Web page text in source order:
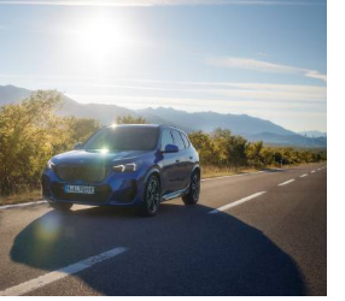
BMW Group einen weltweiten Absatz
und über 202.500 Motorrädern. Das
Geschäftsjahr 2025 belief sich auf 10,2
Mrd. €. Zum 31. Dezember 2025
weltweit 154.540Mitarbeiterinnen
Denken und verantwortungsvolles
wirtschaftlichen Erfolges der BMW
ein wichtiger Bestandteil der
der BMW Group, von der Lieferkette über
der Nutzungsphase aller Produkte.